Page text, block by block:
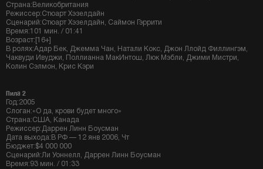
Страна:Великобритания
Режиссер:Стюарт Хэзелдайн
Сценарий:Стюарт Хэзелдайн, Саймон Гэррити
Время:101 мин. / 01:41
Возраст:[16+]
В ролях:Адар Бек, Джемма Чан, Натали Кокс, Джон Ллойд Филлингэм,
Чаквуди Ивуджи, Поллианна МакИнтош, Люк Мэбли, Джими Мистри,
Колин Сэлмон, Крис Кэри
Пила 2
Год:2005
Слоган:«О да, крови будет много»
Страна:США, Канада
Режиссер:Даррен Линн Боусман
Дата выхода:В РФ — 12 янв 2006, Чт
Бюджет:$4 000 000
Сценарий:Ли Уоннелл, Даррен Линн Боусман
Время:93 мин. / 01:33